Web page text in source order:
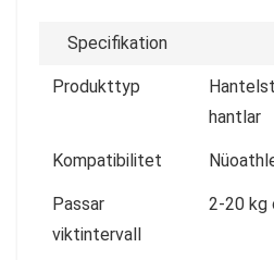
Specifikation
Produkttyp
hantlar
Kompatibilitet
Passar
viktintervall
2-20 kg